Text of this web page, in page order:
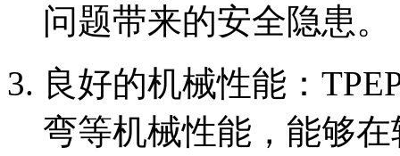
问题带来的安全隐患。
良好的机械性能‌：
弯等机械性能，能够